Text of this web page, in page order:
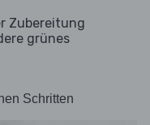
Zubereitung
grünes
Schritten